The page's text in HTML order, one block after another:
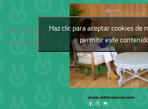
Podcast del Colegio
de Veterinarios
Haz clic para aceptar cookies de
permitir este